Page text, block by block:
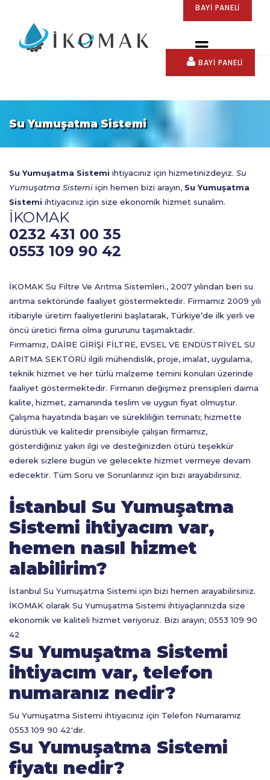
BAYİ PANELİ
BAYİ PANELİ
Su Yumuşatma Sistemi
Su Yumuşatma Sistemi ihtiyacınız için hizmetinizdeyiz. Su
Yumuşatma Sistemi için hemen bizi arayın, Su Yumuşatma
Sistemi ihtiyacınız için size ekonomik hizmet sunalım.
İKOMAK
0232 431 00 35
0553 109 90 42
İKOMAK Su Filtre Ve Arıtma Sistemleri., 2007 yılından beri su
arıtma sektöründe faaliyet göstermektedir. Firmamız 2009 yılı
itibariyle üretim faaliyetlerini başlatarak, Türkiye’de ilk yerli ve
öncü üretici firma olma gururunu taşımaktadır.
Firmamız, DAİRE GİRİŞİ FİLTRE, EVSEL VE ENDÜSTRİYEL SU
ARITMA SEKTÖRÜ ilgili mühendislik, proje, imalat, uygulama,
teknik hizmet ve her türlü malzeme temini konuları üzerinde
faaliyet göstermektedir. Firmanın değişmez prensipleri daima
kalite, hizmet, zamanında teslim ve uygun fiyat olmuştur.
Çalışma hayatında başarı ve sürekliliğin teminatı; hizmette
dürüstlük ve kalitedir prensibiyle çalışan firmamız,
gösterdiğiniz yakın ilgi ve desteğinizden ötürü teşekkür
ederek sizlere bugün ve gelecekte hizmet vermeye devam
edecektir. Tüm Soru ve Sorunlarınız için bizi arayabilirsiniz.
İstanbul Su Yumuşatma
Sistemi ihtiyacım var,
hemen nasıl hizmet
alabilirim?
İstanbul Su Yumuşatma Sistemi için bizi hemen arayabilirsiniz.
İKOMAK olarak Su Yumuşatma Sistemi ihtiyaçlarınızda size
ekonomik ve kaliteli hizmet veriyoruz. Bizi arayın; 0553 109 90
42
Su Yumuşatma Sistemi
ihtiyacım var, telefon
numaranız nedir?
Su Yumuşatma Sistemi ihtiyacınız için Telefon Numaramız
0553 109 90 42'dir.
Su Yumuşatma Sistemi
fiyatı nedir?